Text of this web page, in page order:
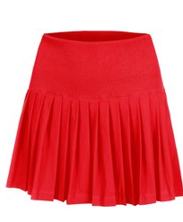
Caps von Wilson